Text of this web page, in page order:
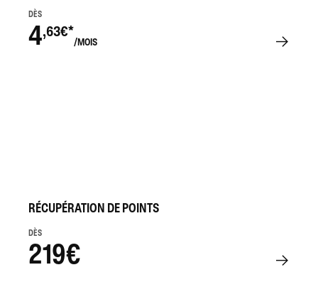
DÈS
4,63€*
/MOIS
RÉCUPÉRATION DE POINTS
DÈS
219€